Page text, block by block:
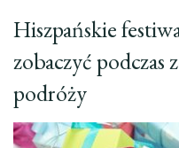
Hiszpańskie
zobaczyć podczas
podróży